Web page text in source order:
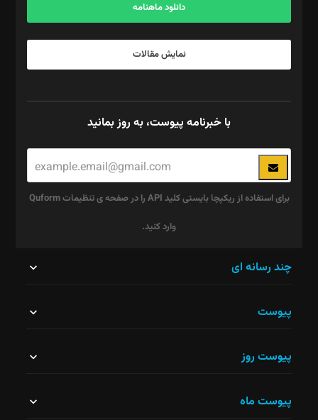
دانلود ماهنامه
نمایش مقالات
با خبرنامه پیوست، به روز بمانید
برای استفاده از ریکپچا بایستی کلید API را در صفحه ی تنظیمات Quform
وارد کنید.
نباید
شود.
چند رسانه ای
پیوست
پیوست روز
پیوست ماه